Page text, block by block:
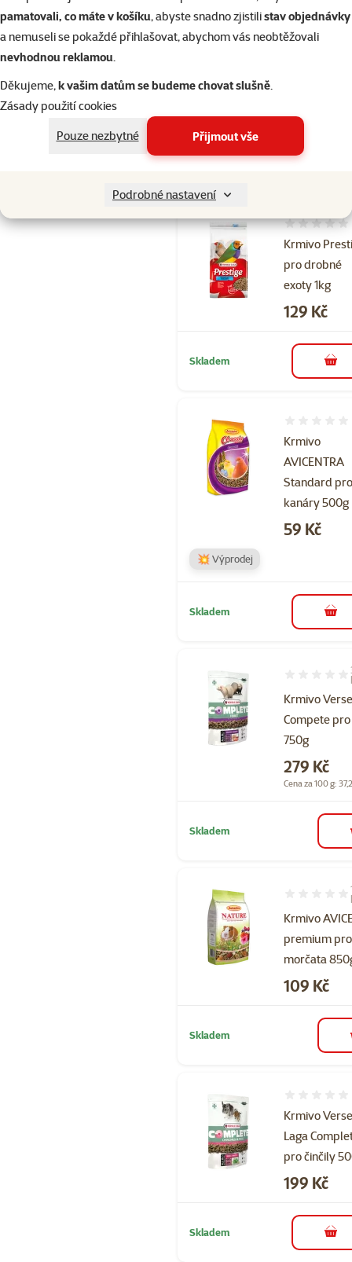
pamatovali, co máte v košíku, abyste snadno zjistilistav objednávky
a nemuseli se pokaždé přihlašovat, abychom vás neobtěžovali
nevhodnou reklamou.
Děkujeme,k vašim datům se budeme chovat slušně.
Zásady použití cookies
Pouze nezbytné
Přijmout vše
Podrobné nastavení
Hodnocení
Cena
179 Kč
Skladem
Krmivo
pro drobné
exoty 1kg
Hodnocení
Cena
129 Kč
Skladem do
Krmivo
AVICENTRA
Standard
kanáry 500g
Cena
59 Kč
💥 Výprodej
Skladem do
Krmivo
Compete
750g
Hodnocení
Cena
279 Kč
Cena za 100 g:
Skladem
Krmivo
premium pro
morčata
Hodnocení
Cena
109 Kč
Skladem
Krmivo
Laga
pro činčily
Cena
199 Kč
Skladem do